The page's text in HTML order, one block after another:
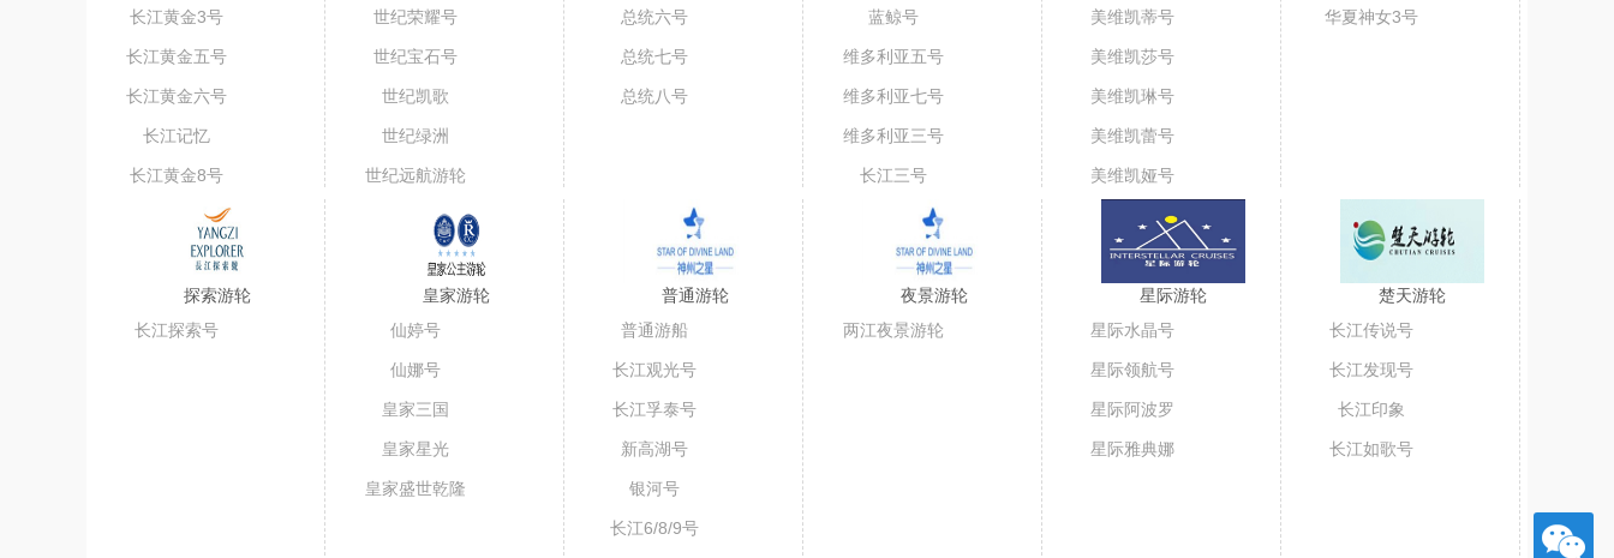
长江黄金3号
长江黄金五号
长江黄金六号
长江记忆
长江黄金8号
世纪荣耀号
世纪宝石号
世纪凯歌
世纪绿洲
世纪远航游轮
总统六号
总统七号
总统八号
蓝鲸号
维多利亚五号
维多利亚七号
维多利亚三号
长江三号
美维凯蒂号
美维凯莎号
美维凯琳号
美维凯蕾号
美维凯娅号
华夏神女3号
探索游轮
长江探索号
皇家游轮
仙婷号
仙娜号
皇家三国
皇家星光
皇家盛世乾隆
普通游轮
普通游船
长江观光号
长江孚泰号
新高湖号
银河号
长江6/8/9号
夜景游轮
两江夜景游轮
星际游轮
星际水晶号
星际领航号
星际阿波罗
星际雅典娜
楚天游轮
长江传说号
长江发现号
长江印象
长江如歌号